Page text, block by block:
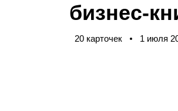
бизнес-
20 карточек 1 июля